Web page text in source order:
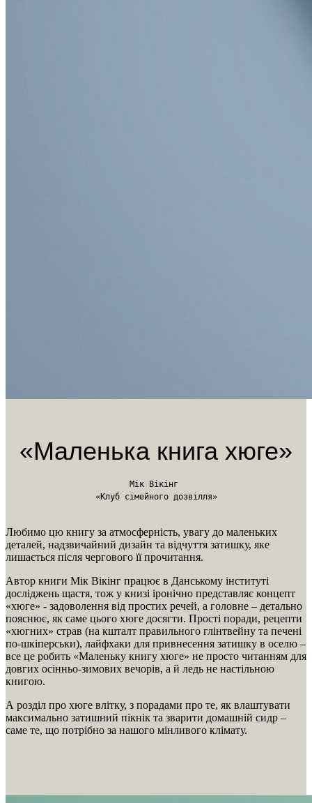
«Маленька книга хюге»
Мік Вікінг
«Клуб сімейного дозвілля»
Любимо цю книгу за атмосферність, увагу до маленьких
деталей, надзвичайний дизайн та відчуття затишку, яке
лишається після чергового її прочитання.
Автор книги Мік Вікінг працює в Данському інституті
досліджень щастя, тож у книзі іронічно представляє концепт
«хюге» - задоволення від простих речей, а головне – детально
пояснює, як саме цього хюге досягти. Прості поради, рецепти
«хюгних» страв (на кшталт правильного глінтвейну та печені
по-шкіперськи), лайфхаки для привнесення затишку в оселю –
все це робить «Маленьку книгу хюге» не просто читанням для
довгих осінньо-зимових вечорів, а й ледь не настільною
книгою.
А розділ про хюге влітку, з порадами про те, як влаштувати
максимально затишний пікнік та зварити домашній сидр –
саме те, що потрібно за нашого мінливого клімату.